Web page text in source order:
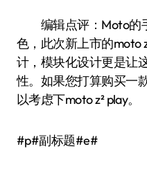
编辑点评：Moto的
色，此次新上市的moto
计，模块化设计更是让
性。如果您打算购买一
以考虑下moto z² play。
#p#副标题#e#